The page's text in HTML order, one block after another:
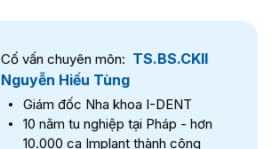
Cố vấn chuyên môn: TS.BS.CKII
Nguyễn Hiếu Tùng
Giám đốc Nha khoa I-DENT
10 năm tu nghiệp tại Pháp - hơn
10.000 ca Implant thành công